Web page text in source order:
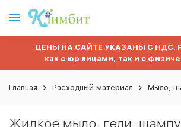
ЦЕНЫ НА САЙТЕ УКАЗАНЫ С НДС.
как с юр лицами, так и с
Главная Расходный материал Мыло,
Жидкое мыло, гели,